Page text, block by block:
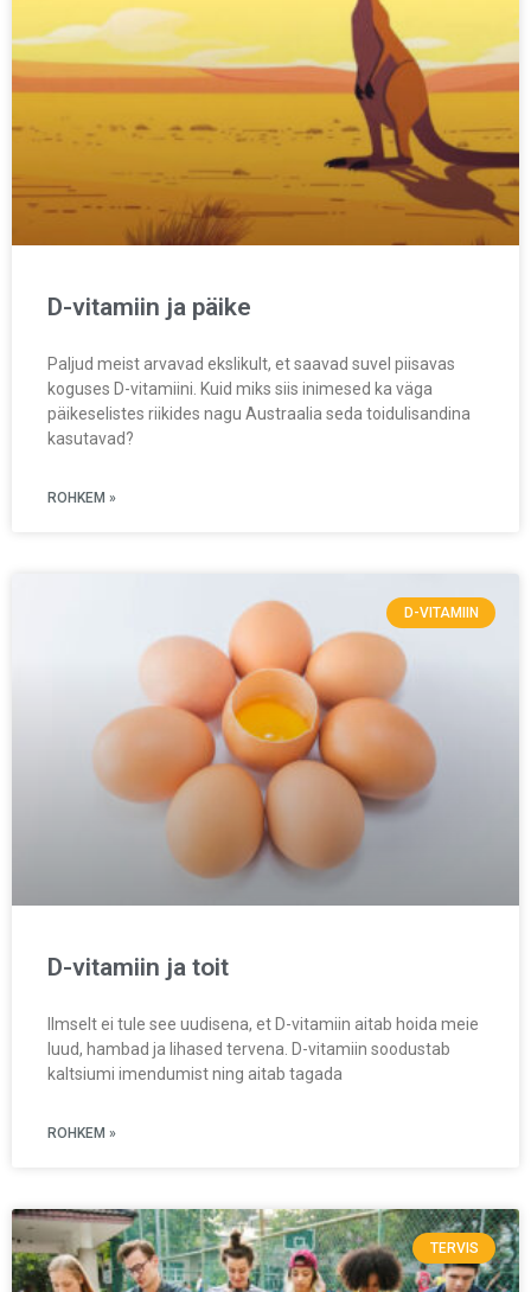
D-vitamiin ja päike
Paljud meist arvavad ekslikult, et saavad suvel piisavas
koguses D-vitamiini. Kuid miks siis inimesed ka väga
päikeselistes riikides nagu Austraalia seda toidulisandina
kasutavad?
ROHKEM »
D-VITAMIIN
D-vitamiin ja toit
Ilmselt ei tule see uudisena, et D-vitamiin aitab hoida meie
luud, hambad ja lihased tervena. D-vitamiin soodustab
kaltsiumi imendumist ning aitab tagada
ROHKEM »
TERVIS